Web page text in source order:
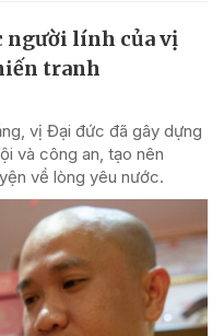
lính của vị
tranh
vị Đại đức đã gây dựng
và công an, tạo nên
về lòng yêu nước.